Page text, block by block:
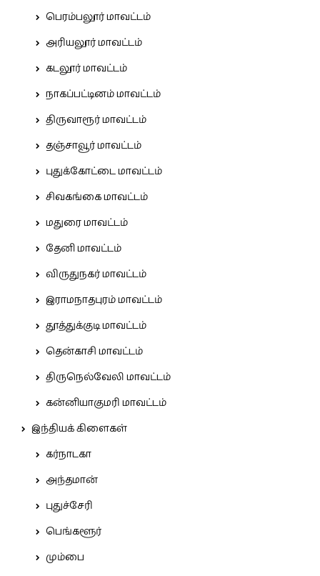
பெரம்பலூர் மாவட்டம்
அரியலூர் மாவட்டம்
கடலூர் மாவட்டம்
நாகப்பட்டினம் மாவட்டம்
திருவாரூர் மாவட்டம்
தஞ்சாவூர் மாவட்டம்
புதுக்கோட்டை மாவட்டம்
சிவகங்கை மாவட்டம்
மதுரை மாவட்டம்
தேனி மாவட்டம்
விருதுநகர் மாவட்டம்
இராமநாதபுரம் மாவட்டம்
தூத்துக்குடி மாவட்டம்
தென்காசி மாவட்டம்
திருநெல்வேலி மாவட்டம்
கன்னியாகுமரி மாவட்டம்
இந்தியக் கிளைகள்
கர்நாடகா
அந்தமான்
புதுச்சேரி
பெங்களூர்
மும்பை